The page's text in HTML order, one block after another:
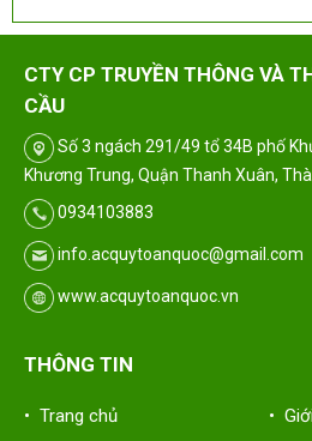
CTY CP TRUYỀN THÔNG VÀ
CẦU
Số 3 ngách 291/49 tổ 34B phố
Khương Trung, Quận Thanh Xuân,
0934103883
info.acquytoanquoc@gmail.com
www.acquytoanquoc.vn
THÔNG TIN
• Trang chủ •